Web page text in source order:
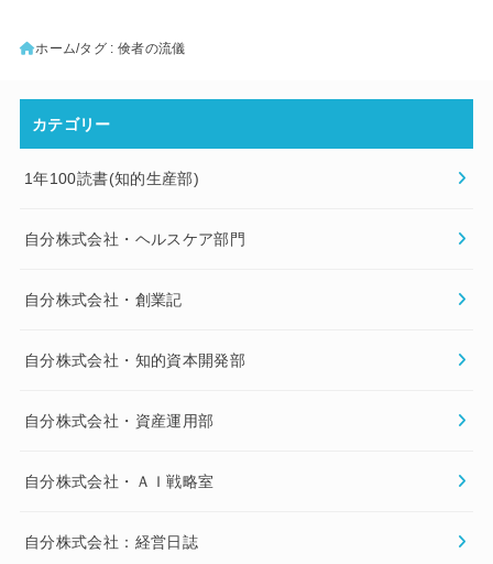
ホーム タグ : 倹者の流儀
カテゴリー
1年100読書(知的生産部)
自分株式会社・ヘルスケア部門
自分株式会社・創業記
自分株式会社・知的資本開発部
自分株式会社・資産運用部
自分株式会社・ＡＩ戦略室
自分株式会社：経営日誌